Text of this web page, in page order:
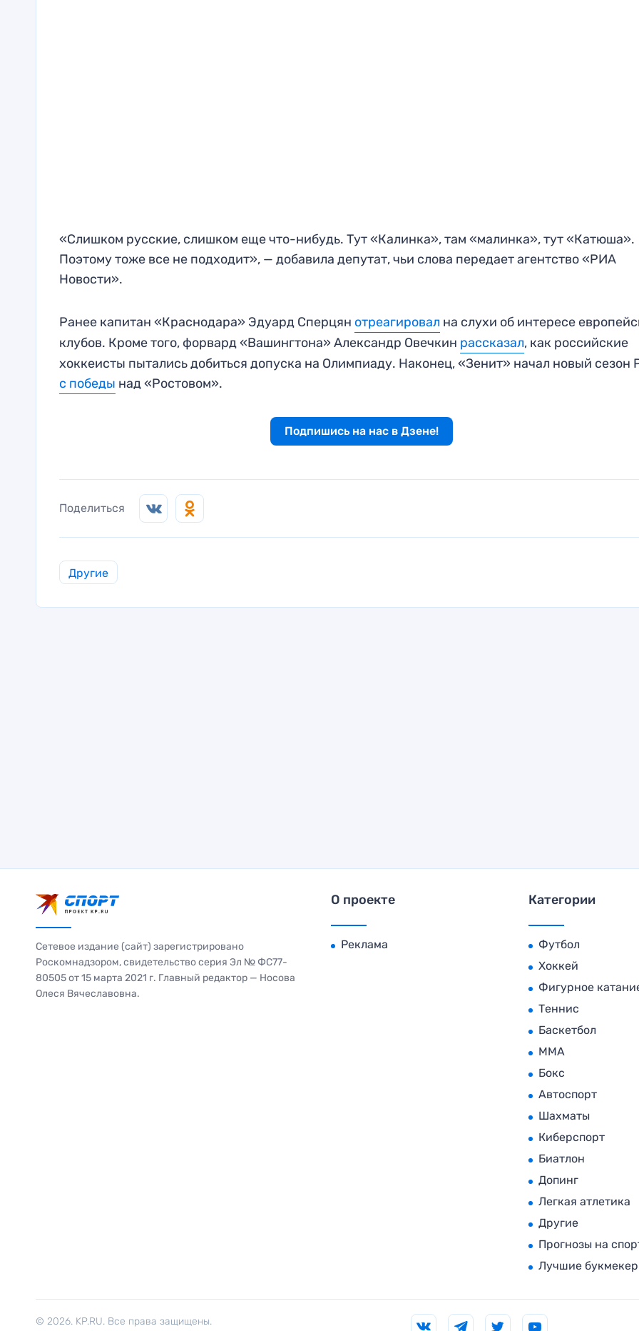
«Слишком русские, слишком еще что-нибудь. Тут «Калинка», там «малинка», тут «Катюша».
Поэтому тоже все не подходит», — добавила депутат, чьи слова передает агентство «РИА
Новости».
Ранее капитан «Краснодара» Эдуард Сперцян отреагировална слухи об интересе
клубов. Кроме того, форвард «Вашингтона» Александр Овечкин рассказал, как российские
хоккеисты пытались добиться допуска на Олимпиаду. Наконец, «Зенит» начал новый сезон
с победы над «Ростовом».
Подпишись на нас в Дзене!
Поделиться
Другие
Сетевое издание (сайт) зарегистрировано
Роскомнадзором, свидетельство серия Эл № ФС77-
80505 от 15 марта 2021 г. Главный редактор — Носова
Олеся Вячеславовна.
О проекте
Реклама
Категории
Футбол
Хоккей
Фигурное
Теннис
Баскетбол
MMA
Бокс
Автоспорт
Шахматы
Киберспорт
Биатлон
Допинг
Легкая атлетика
Другие
Прогнозы на
Лучшие
© 2026. KP.RU. Все права защищены.